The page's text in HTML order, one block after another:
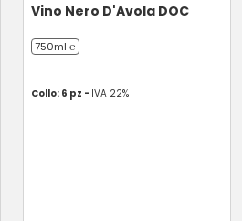
Vino Nero D'Avola DOC
750ml ℮
Collo: 6 pz - IVA 22%